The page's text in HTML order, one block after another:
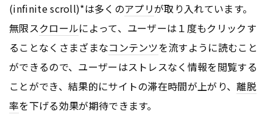
(infinite scroll)*は多くのアプリが取り入れています。
無限スクロールによって、ユーザーは１度もクリックす
ることなくさまざまなコンテンツを流すように読むこと
ができるので、ユーザーはストレスなく情報を閲覧する
ことができ、結果的にサイトの滞在時間が上がり、離脱
率を下げる効果が期待できます。